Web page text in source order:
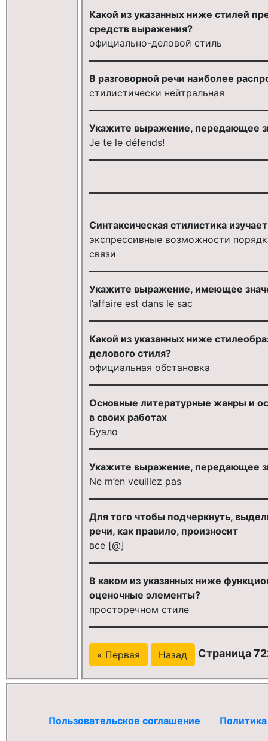
Какой из указанных ниже стилей
средств выражения?
официально-деловой стиль
В разговорной речи наиболее
стилистически нейтральная
Укажите выражение, передающее
Je te le défends!
Синтаксическая стилистика
экспрессивные возможности
связи
Укажите выражение, имеющее
l’affaire est dans le sac
Какой из указанных ниже
делового стиля?
официальная обстановка
Основные литературные жанры и
в своих работах
Буало
Укажите выражение, передающее
Ne m’en veuillez pas
Для того чтобы подчеркнуть,
речи, как правило, произносит
все [@]
В каком из указанных ниже
оценочные элементы?
просторечном стиле
« Первая Назад Страница
Пользовательское соглашение